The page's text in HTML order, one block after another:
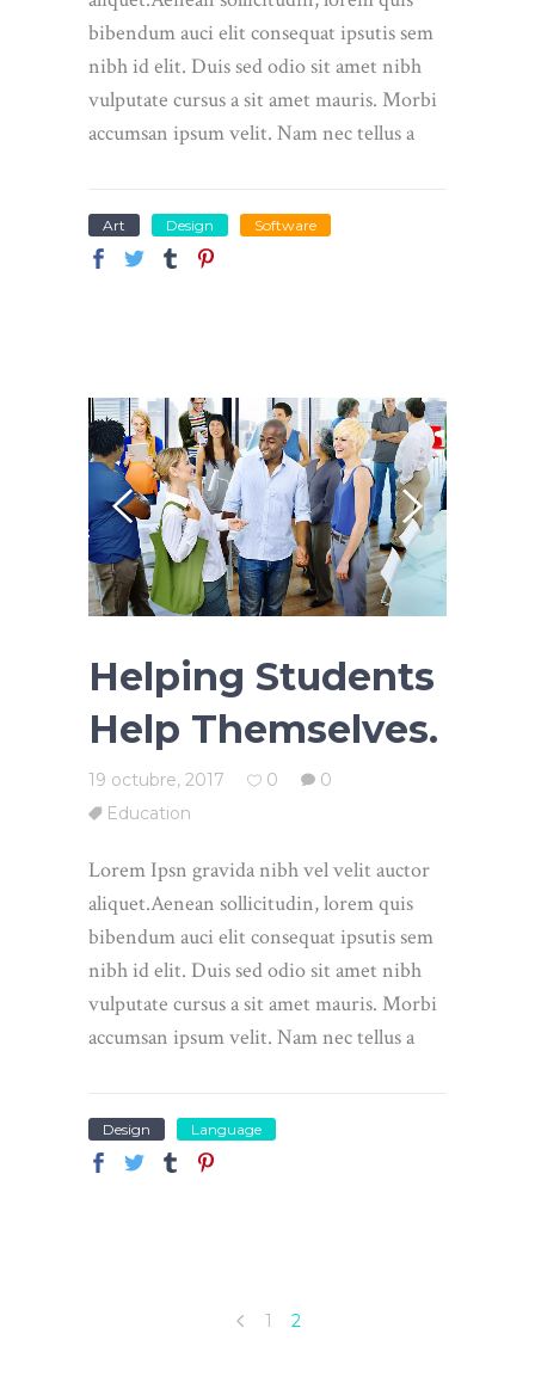
bibendum auci elit consequat ipsutis sem
nibh id elit. Duis sed odio sit amet nibh
vulputate cursus a sit amet mauris. Morbi
accumsan ipsum velit. Nam nec tellus a
Art Design Software
Helping Students
Help Themselves.
19 octubre, 2017 0
0
Education
Lorem Ipsn gravida nibh vel velit auctor
aliquet.Aenean sollicitudin, lorem quis
bibendum auci elit consequat ipsutis sem
nibh id elit. Duis sed odio sit amet nibh
vulputate cursus a sit amet mauris. Morbi
accumsan ipsum velit. Nam nec tellus a
Design Language
1 2